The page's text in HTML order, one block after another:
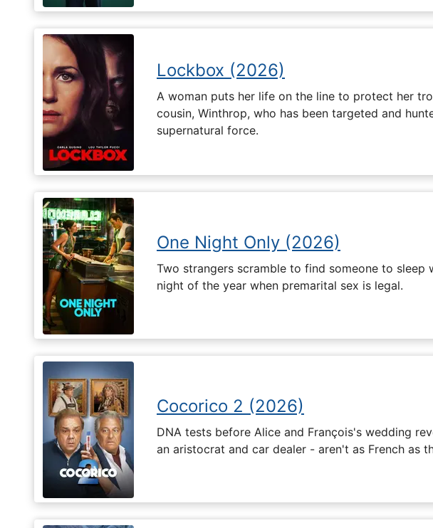
Lockbox (2026)
A woman puts her life on the line to protect her
cousin, Winthrop, who has been targeted and
supernatural force.
One Night Only (2026)
Two strangers scramble to find someone to sleep
night of the year when premarital sex is legal.
Cocorico 2 (2026)
DNA tests before Alice and François's wedding
an aristocrat and car dealer - aren't as French as